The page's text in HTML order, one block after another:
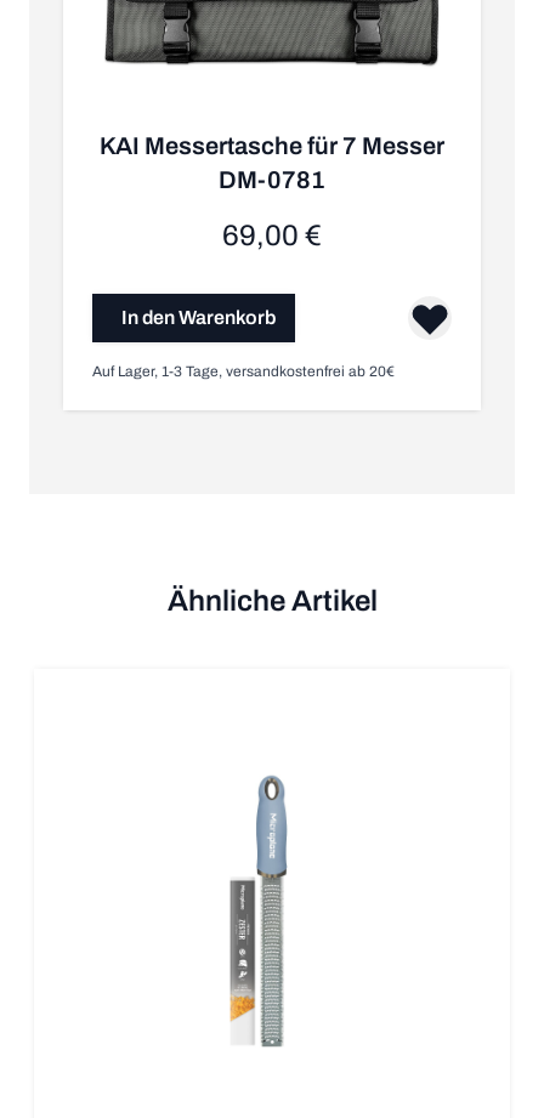
KAI Messertasche für 7 Messer
DM-0781
69,00 €
In den Warenkorb
Auf Lager, 1-3 Tage, versandkostenfrei ab 20€
Ähnliche Artikel